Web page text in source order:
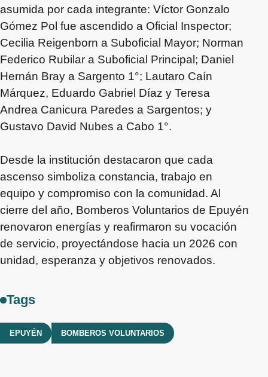
asumida por cada integrante: Víctor Gonzalo
Gómez Pol fue ascendido a Oficial Inspector;
Cecilia Reigenborn a Suboficial Mayor; Norman
Federico Rubilar a Suboficial Principal; Daniel
Hernán Bray a Sargento 1°; Lautaro Caín
Márquez, Eduardo Gabriel Díaz y Teresa
Andrea Canicura Paredes a Sargentos; y
Gustavo David Nubes a Cabo 1°.
Desde la institución destacaron que cada
ascenso simboliza constancia, trabajo en
equipo y compromiso con la comunidad. Al
cierre del año, Bomberos Voluntarios de Epuyén
renovaron energías y reafirmaron su vocación
de servicio, proyectándose hacia un 2026 con
unidad, esperanza y objetivos renovados.
Tags
EPUYÉN BOMBEROS VOLUNTARIOS